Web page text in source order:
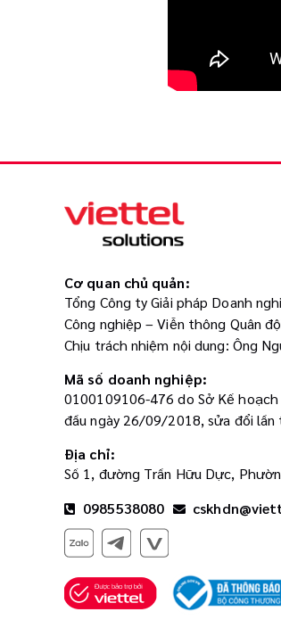
Cơ quan chủ quản:
Tổng Công ty Giải pháp Doanh
Công nghiệp – Viễn thông Quân
Chịu trách nhiệm nội dung: Ông
Mã số doanh nghiệp:
0100109106-476 do Sở Kế
đầu ngày 26/09/2018, sửa đổi
Địa chỉ:
Số 1, đường Trần Hữu Dực,
0985538080